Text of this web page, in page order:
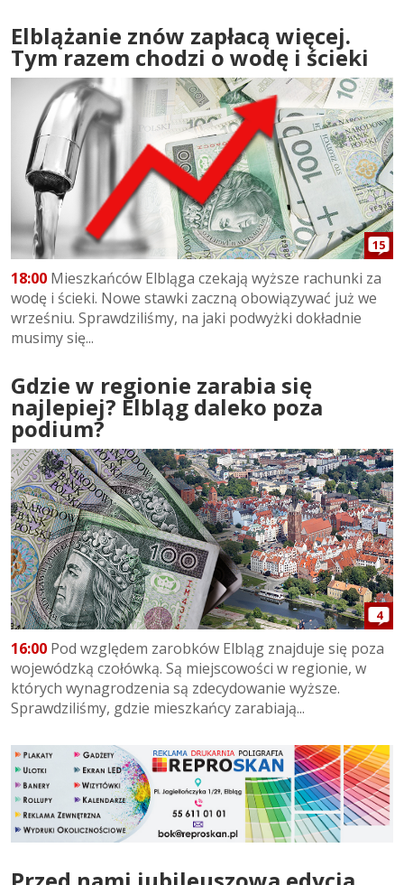
Elblążanie znów zapłacą więcej.
Tym razem chodzi o wodę i ścieki
15
18:00 Mieszkańców Elbląga czekają wyższe rachunki za
wodę i ścieki. Nowe stawki zaczną obowiązywać już we
wrześniu. Sprawdziliśmy, na jaki podwyżki dokładnie
musimy się...
Gdzie w regionie zarabia się
najlepiej? Elbląg daleko poza
podium?
4
16:00 Pod względem zarobków Elbląg znajduje się poza
wojewódzką czołówką. Są miejscowości w regionie, w
których wynagrodzenia są zdecydowanie wyższe.
Sprawdziliśmy, gdzie mieszkańcy zarabiają...